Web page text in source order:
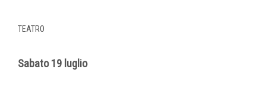
TEATRO
Sabato 19 luglio